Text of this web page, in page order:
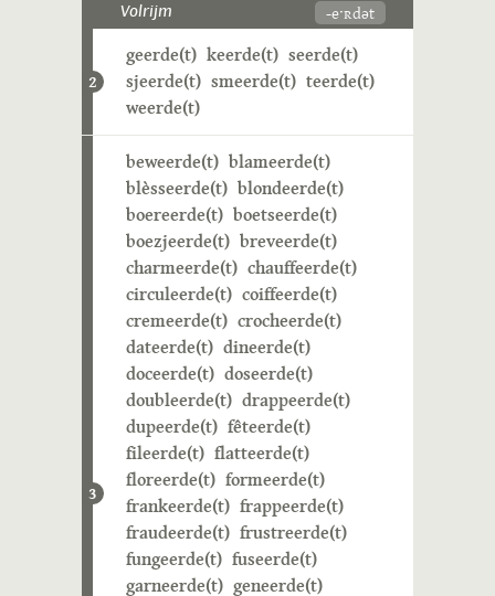
Volrijm -eˑʀdət
2
geerde(t) keerde(t) seerde(t)
sjeerde(t) smeerde(t) teerde(t)
weerde(t)
3
beweerde(t) blameerde(t)
blèsseerde(t) blondeerde(t)
boereerde(t) boetseerde(t)
boezjeerde(t) breveerde(t)
charmeerde(t) chauffeerde(t)
circuleerde(t) coiffeerde(t)
cremeerde(t) crocheerde(t)
dateerde(t) dineerde(t)
doceerde(t) doseerde(t)
doubleerde(t) drappeerde(t)
dupeerde(t) fêteerde(t)
fileerde(t) flatteerde(t)
floreerde(t) formeerde(t)
frankeerde(t) frappeerde(t)
fraudeerde(t) frustreerde(t)
fungeerde(t) fuseerde(t)
garneerde(t) geneerde(t)